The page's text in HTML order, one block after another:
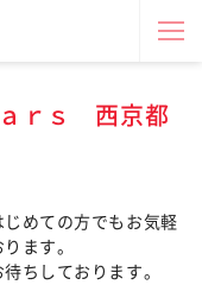
ｒｓ 西京都
めての方でもお気軽
ます。
ちしております。